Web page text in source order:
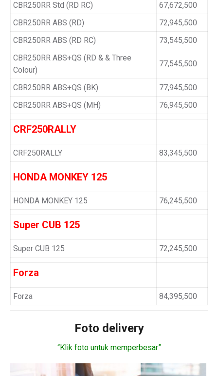
CBR250RR Std (RD RC)
67,672,500
CBR250RR ABS (RD)
72,945,500
CBR250RR ABS (RD RC)
73,545,500
CBR250RR ABS+QS (RD & & Three
Colour)
77,545,500
CBR250RR ABS+QS (BK)
77,945,500
CBR250RR ABS+QS (MH)
76,945,500
CRF250RALLY
CRF250RALLY 83,345,500
HONDA MONKEY 125
HONDA MONKEY 125 76,245,500
Super CUB 125
Super CUB 125 72,245,500
Forza
Forza 84,395,500
Foto delivery
“Klik foto untuk memperbesar”